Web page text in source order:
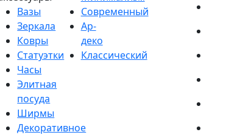
Вазы
Зеркала
Ковры
Статуэтки
Часы
Элитная
посуда
Ширмы
Декоративное